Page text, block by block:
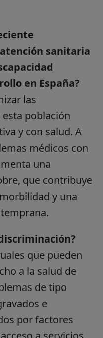
sanitaria
en España?
las
población
y con salud. A
médicos con
una
que contribuye
y una
que pueden
a la salud de
de tipo
e
por factores